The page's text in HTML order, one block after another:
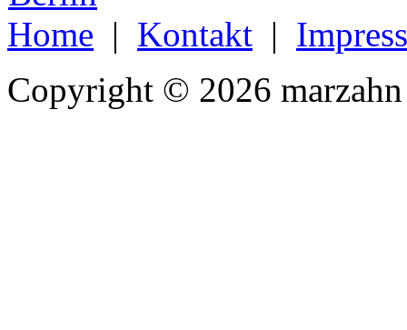
Home | Kontakt |
Copyright © 2026